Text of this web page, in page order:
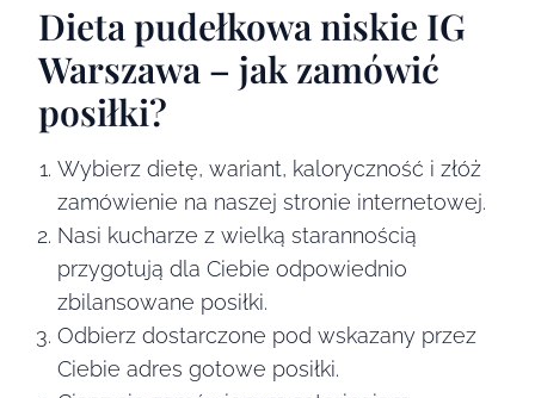
Dieta pudełkowa niskie IG
Warszawa – jak zamówić
posiłki?
Wybierz dietę, wariant, kaloryczność i złóż
zamówienie na naszej stronie internetowej.
Nasi kucharze z wielką starannością
przygotują dla Ciebie odpowiednio
zbilansowane posiłki.
Odbierz dostarczone pod wskazany przez
Ciebie adres gotowe posiłki.